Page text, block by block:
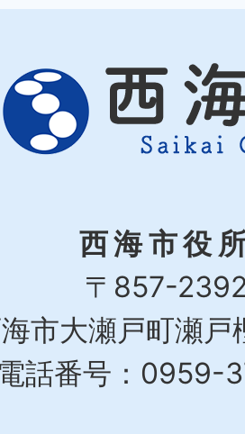
西海市役
〒857-
市大瀬戸町瀬
電話番号：0959-